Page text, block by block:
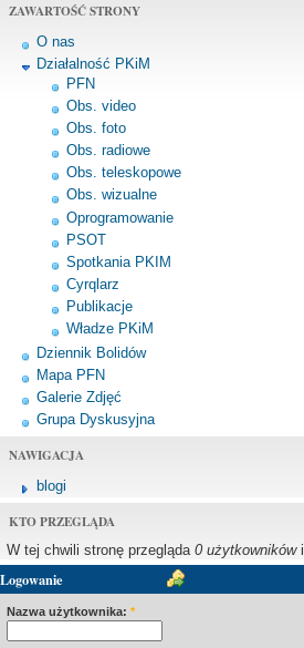
ZAWARTOŚĆ STRONY
O nas
Działalność PKiM
PFN
Obs. video
Obs. foto
Obs. radiowe
Obs. teleskopowe
Obs. wizualne
Oprogramowanie
PSOT
Spotkania PKIM
Cyrqlarz
Publikacje
Władze PKiM
Dziennik Bolidów
Mapa PFN
Galerie Zdjęć
Grupa Dyskusyjna
NAWIGACJA
blogi
KTO PRZEGLĄDA
W tej chwili stronę przegląda 0 użytkownikówi
Logowanie
Nazwa użytkownika: *